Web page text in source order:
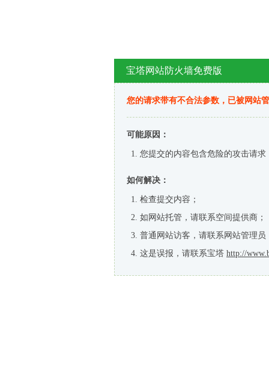
宝塔网站防火墙免费版
您的请求带有不合法参数，已被网站
可能原因：
您提交的内容包含危险的攻击请求
如何解决：
检查提交内容；
如网站托管，请联系空间提供商；
普通网站访客，请联系网站管理员
这是误报，请联系宝塔 http://